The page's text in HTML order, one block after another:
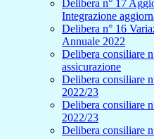
Delibera n° 17
Integrazione
Delibera n° 16
Annuale 2022
Delibera consiliare
assicurazione
Delibera consiliare
2022/23
Delibera consiliare
2022/23
Delibera consiliare